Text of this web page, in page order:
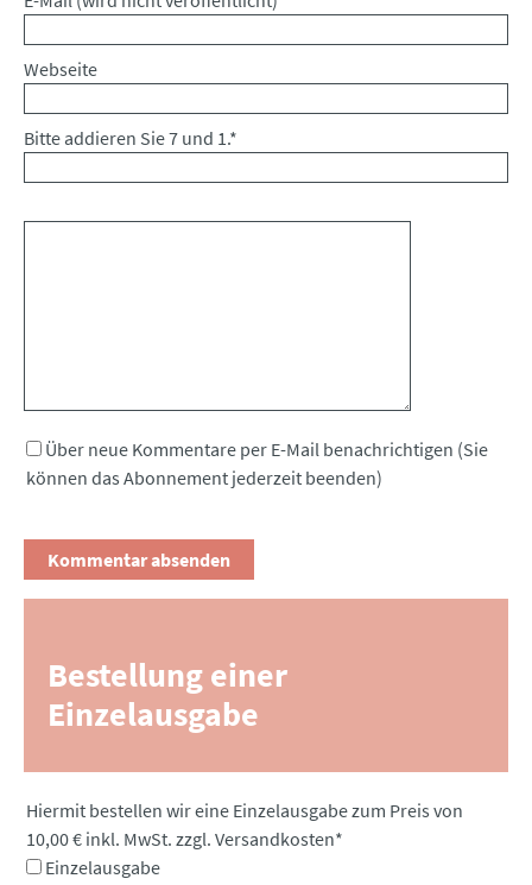
Webseite
Bitte addieren Sie 7 und 1.*
Über neue Kommentare per E-Mail benachrichtigen (Sie
können das Abonnement jederzeit beenden)
Bestellung einer
Einzelausgabe
Pflichtfeld
Hiermit bestellen wir eine Einzelausgabe zum Preis von
10,00 € inkl. MwSt. zzgl. Versandkosten*
Einzelausgabe